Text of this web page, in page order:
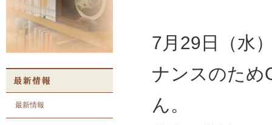
7月29日（水
ナンスのため
ん。
最新情報